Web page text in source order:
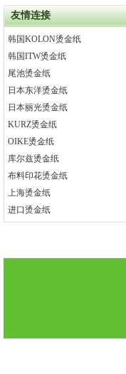
友情连接
韩国KOLON烫金纸
韩国ITW烫金纸
尾池烫金纸
日本东洋烫金纸
日本丽光烫金纸
KURZ烫金纸
OIKE烫金纸
库尔兹烫金纸
布料印花烫金纸
上海烫金纸
进口烫金纸